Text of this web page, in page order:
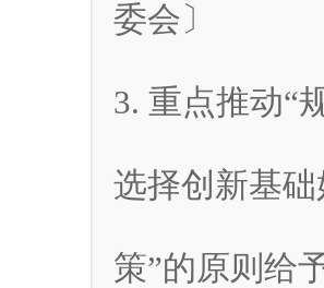
委会〕
3. 重点推动“
选择创新基
策”的原则给